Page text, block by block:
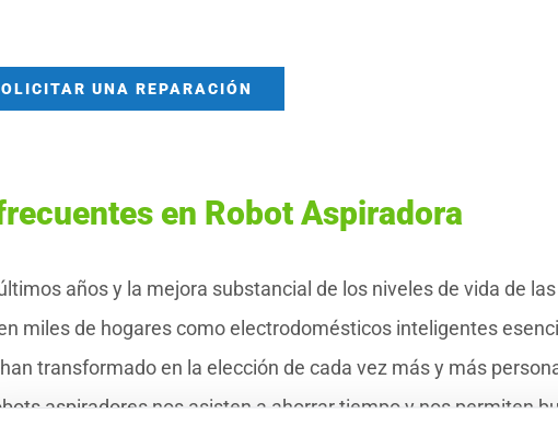
UNA REPARACIÓN
en Robot Aspiradora
años y la mejora substancial de los niveles de vida de las
miles de hogares como electrodomésticos inteligentes
transformado en la elección de cada vez más y más
aspiradores nos asisten a ahorrar tiempo y nos permiten